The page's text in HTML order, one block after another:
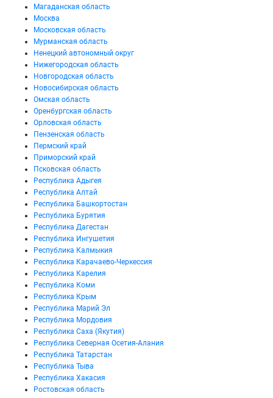
Магаданская область
Москва
Московская область
Мурманская область
Ненецкий автономный округ
Нижегородская область
Новгородская область
Новосибирская область
Омская область
Оренбургская область
Орловская область
Пензенская область
Пермский край
Приморский край
Псковская область
Республика Адыгея
Республика Алтай
Республика Башкортостан
Республика Бурятия
Республика Дагестан
Республика Ингушетия
Республика Калмыкия
Республика Карачаево-Черкессия
Республика Карелия
Республика Коми
Республика Крым
Республика Марий Эл
Республика Мордовия
Республика Саха (Якутия)
Республика Северная Осетия-Алания
Республика Татарстан
Республика Тыва
Республика Хакасия
Ростовская область